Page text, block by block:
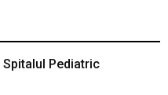
Pediatric